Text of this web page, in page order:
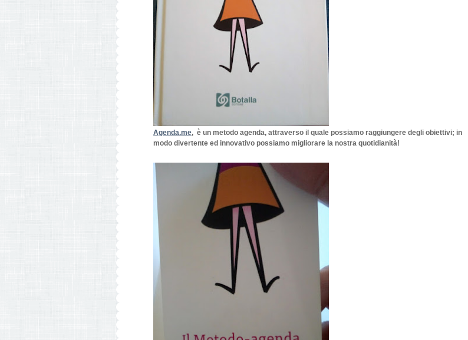
Agenda.me, è un metodo agenda, attraverso il quale possiamo raggiungere degli obiettivi; in
modo divertente ed innovativo possiamo migliorare la nostra quotidianità!